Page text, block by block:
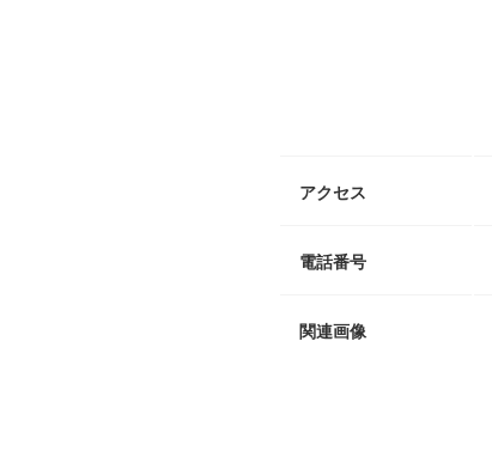
アクセス
電話番号
関連画像